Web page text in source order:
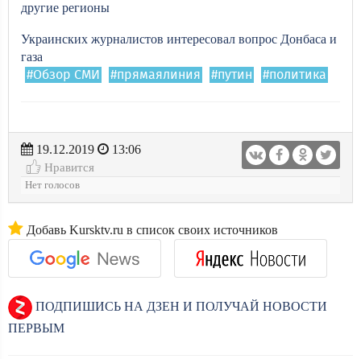
другие регионы
Украинских журналистов интересовал вопрос Донбаса и
газа
#Обзор СМИ #прямаялиния #путин #политика
19.12.2019
13:06
Нравится
Нет голосов
Добавь Kursktv.ru в список своих источников
ПОДПИШИСЬ НА ДЗЕН И ПОЛУЧАЙ НОВОСТИ
ПЕРВЫМ